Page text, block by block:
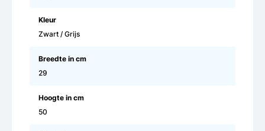
Kleur
Zwart / Grijs
Breedte in cm
29
Hoogte in cm
50